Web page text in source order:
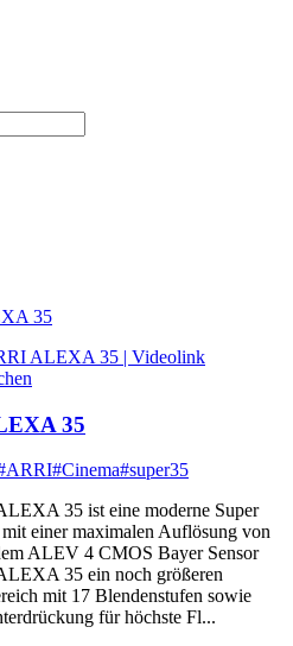
35
35
#Cinema#super35
35 ist eine moderne Super
einer maximalen Auflösung von
ALEV 4 CMOS Bayer Sensor
35 ein noch größeren
mit 17 Blendenstufen sowie
für höchste Fl...